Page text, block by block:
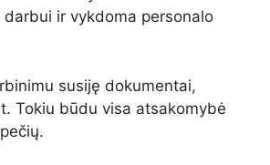
ir vykdoma personalo
susiję dokumentai,
Tokiu būdu visa atsakomybė